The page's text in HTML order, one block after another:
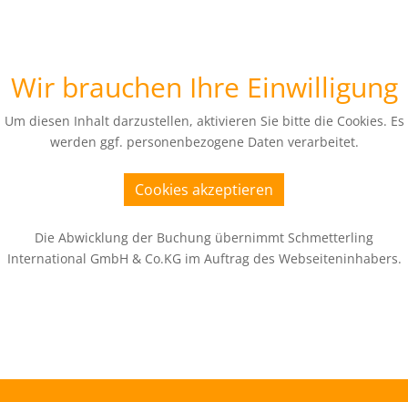
Wir brauchen Ihre Einwilligung
Um diesen Inhalt darzustellen, aktivieren Sie bitte die Cookies. Es
werden ggf. personenbezogene Daten verarbeitet.
Cookies akzeptieren
Die Abwicklung der Buchung übernimmt Schmetterling
International GmbH & Co.KG im Auftrag des Webseiteninhabers.